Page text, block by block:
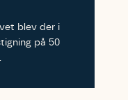
blev der i
på 50
også et godt
nok er den